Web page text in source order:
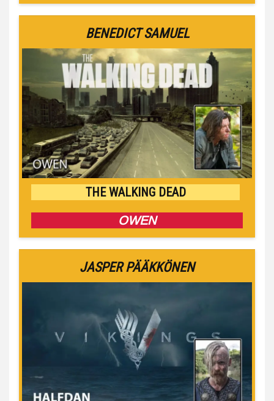
BENEDICT SAMUEL
THE WALKING DEAD
OWEN
JASPER PÄÄKKÖNEN